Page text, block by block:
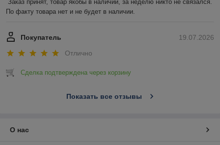
Заказ принят, товар якобы в наличии, за неделю никто не связался.
По факту товара нет и не будет в наличии.
19.07.2026
Покупатель
Отлично
Сделка подтверждена через корзину
Показать все отзывы
О нас